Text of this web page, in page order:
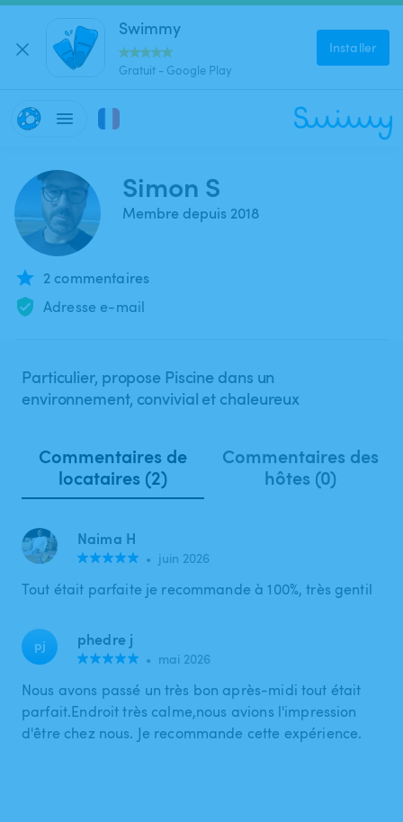
Swimmy
Gratuit - Google Play
Installer
Simon S
Membre depuis 2018
2 commentaires
Adresse e-mail
Particulier, propose Piscine dans un
environnement, convivial et chaleureux
Commentaires de
locataires (2)
Commentaires des
hôtes (0)
Naima H
• juin 2026
Tout était parfaite je recommande à 100%, très gentil
pj phedre j
• mai 2026
Nous avons passé un très bon après-midi tout était
parfait.Endroit très calme,nous avions l'impression
d'être chez nous. Je recommande cette expérience.